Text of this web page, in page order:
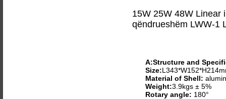
15W 25W 48W Linear
qëndrueshëm LWW-1
A:Structure and
Size:
Material of Shell:
Weight:3.9kgs ± 5%
Rotary angle: 180°